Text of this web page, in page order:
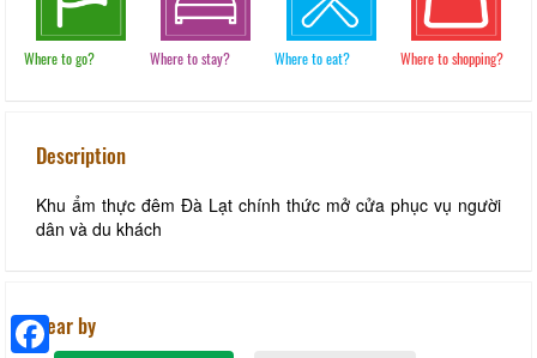
Where to go? Where to stay? Where to eat? Where to shopping?
Description
Khu ẩm thực đêm Đà Lạt chính thức mở cửa phục vụ người
dân và du khách
Near by